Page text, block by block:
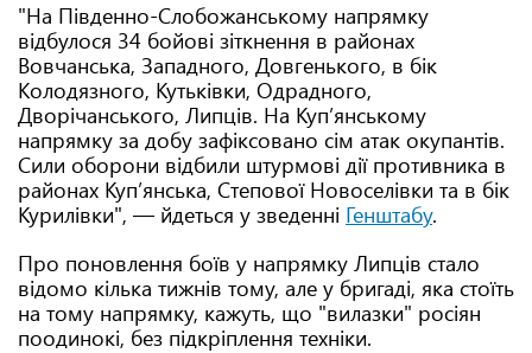
"На Південно-Слобожанському напрямку
відбулося 34 бойові зіткнення в районах
Вовчанська, Западного, Довгенького, в бік
Колодязного, Кутьківки, Одрадного,
Дворічанського, Липців. На Куп’янському
напрямку за добу зафіксовано сім атак окупантів.
Сили оборони відбили штурмові дії противника в
районах Куп’янська, Степової Новоселівки та в бік
Курилівки", — йдеться у зведенні Генштабу.
Про поновлення боїв у напрямку Липців стало
відомо кілька тижнів тому, але у бригаді, яка стоїть
на тому напрямку, кажуть, що "вилазки" росіян
поодинокі, без підкріплення техніки.